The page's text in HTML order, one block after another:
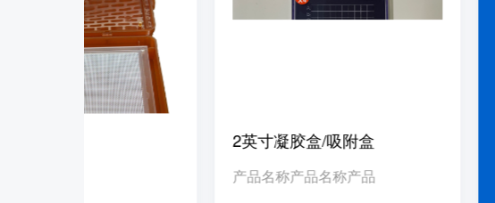
2英寸凝胶盒/吸附盒
产品名称产品名称产品